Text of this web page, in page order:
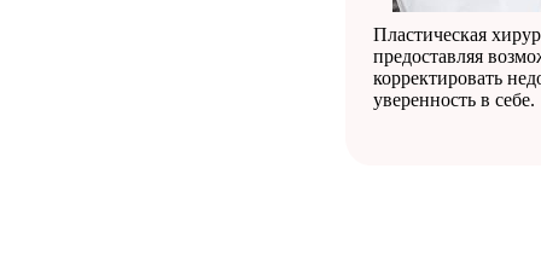
Пластическая
предоставляя
корректировать
уверенность в себе.